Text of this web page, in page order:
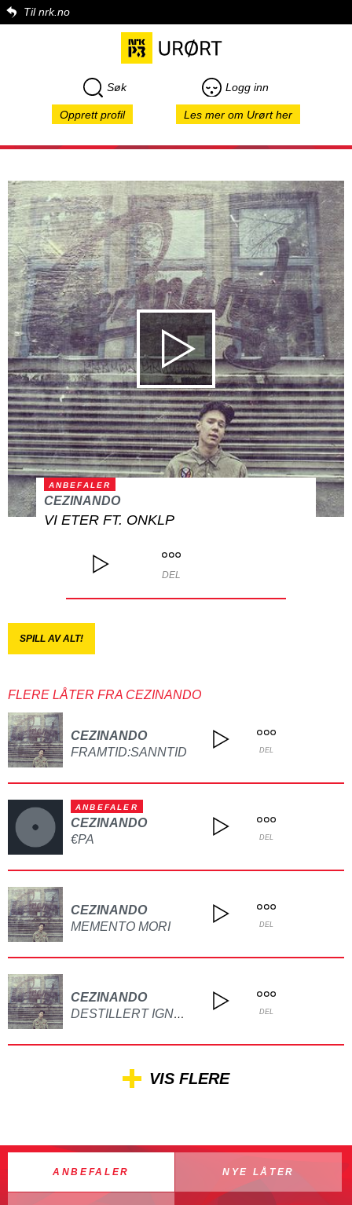
Til nrk.no
Søk Logg inn
Opprett profil Les mer om Urørt her
ANBEFALER
CEZINANDO
VI ETER FT. ONKLP
DEL
SPILL AV ALT!
FLERE LÅTER FRA CEZINANDO
CEZINANDO
FRAMTID:SANNTID
DEL
ANBEFALER
CEZINANDO
€PA
DEL
CEZINANDO
MEMENTO MORI
DEL
CEZINANDO
DESTILLERT IGNORANSE DEL
VIS FLERE
ANBEFALER NYE LÅTER